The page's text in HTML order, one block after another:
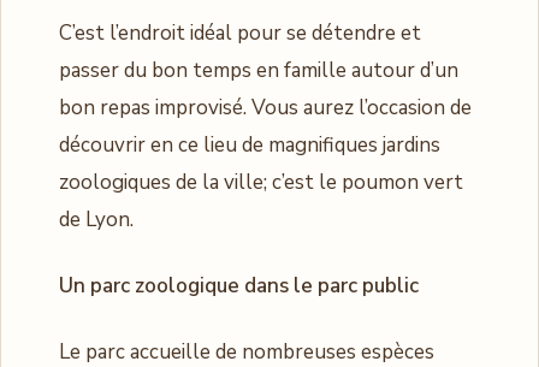
C’est l’endroit idéal pour se détendre et
passer du bon temps en famille autour d’un
bon repas improvisé. Vous aurez l’occasion de
découvrir en ce lieu de magnifiques jardins
zoologiques de la ville; c’est le poumon vert
de Lyon.
Un parc zoologique dans le parc public
Le parc accueille de nombreuses espèces